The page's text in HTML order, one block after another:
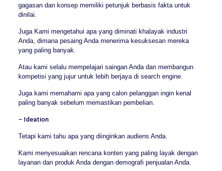
gagasan dan konsep memiliki petunjuk berbasis fakta untuk
dinilai.
Juga Kami mengetahui apa yang diminati khalayak industri
Anda, dimana pesaing Anda menerima kesuksesan mereka
yang paling banyak.
Atau kami selalu mempelajari saingan Anda dan membangun
kompetisi yang jujur untuk lebih berjaya di search engine.
Juga kami memahami apa yang calon pelanggan ingin kenal
paling banyak sebelum memastikan pembelian.
– Ideation
Tetapi kami tahu apa yang diinginkan audiens Anda.
Kami menyesuaikan rencana konten yang paling layak dengan
layanan dan produk Anda dengan demografi penjualan Anda.